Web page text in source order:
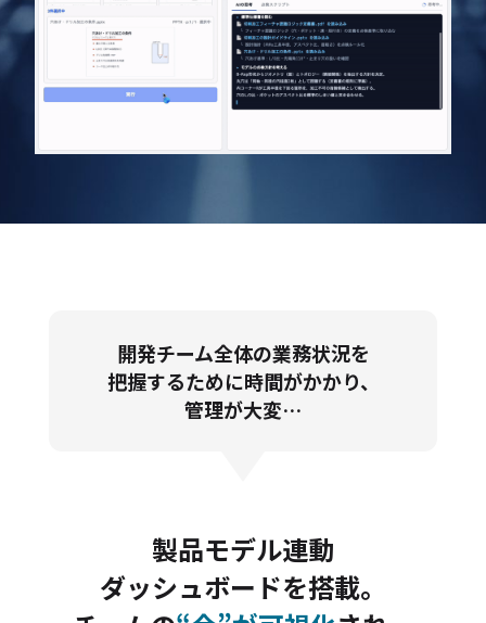
開発チーム全体の業務状況を
把握するために時間がかかり、
管理が大変…
製品モデル連動
ダッシュボードを搭載。